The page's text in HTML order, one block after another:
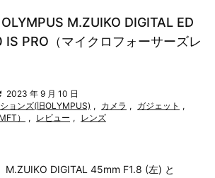
M.ZUIKO DIGITAL ED
PRO（マイクロフォーサーズレ
2023 年 9 月 10 日
ョンズ(旧OLYMPUS) , カメラ , ガジェット ,
）
, レビュー , レンズ
M.ZUIKO DIGITAL 45mm F1.8 (左) と